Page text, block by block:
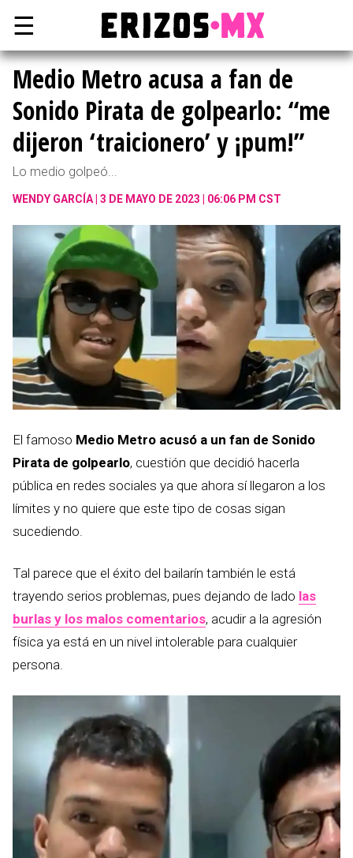
☰
Medio Metro acusa a fan de
Sonido Pirata de golpearlo: “me
dijeron ‘traicionero’ y ¡pum!”
Lo medio golpeó...
WENDY GARCÍA 3 DE MAYO DE 2023 | 06:06 PM CST
El famoso Medio Metro acusó a un fan de Sonido
Pirata de golpearlo, cuestión que decidió hacerla
pública en redes sociales ya que ahora sí llegaron a los
límites y no quiere que este tipo de cosas sigan
sucediendo.
Tal parece que el éxito del bailarín también le está
trayendo serios problemas, pues dejando de lado las
burlas y los malos comentarios, acudir a la agresión
física ya está en un nivel intolerable para cualquier
persona.